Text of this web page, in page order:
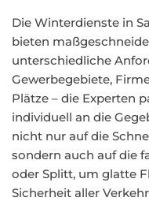
Die Winterdienste in
bieten
unterschiedliche
Gewerbegebiete,
Plätze – die Experten
individuell an die
nicht nur auf die
sondern auch auf die
oder Splitt, um glatte
Sicherheit aller